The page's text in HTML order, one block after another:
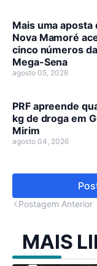
Mais uma aposta
Nova Mamoré
cinco números da
Mega-Sena
agosto 05, 2026
PRF apreende
kg de droga em
Mirim
agosto 04, 2026
Postagem Anterior
MAIS